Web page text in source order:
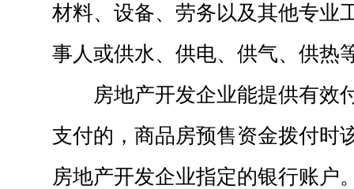
材料、设备、劳务以及其他专业
事人或供水、供电、供气、供热
房地产开发企业能提供有效
支付的，商品房预售资金拨付时
房地产开发企业指定的银行账户